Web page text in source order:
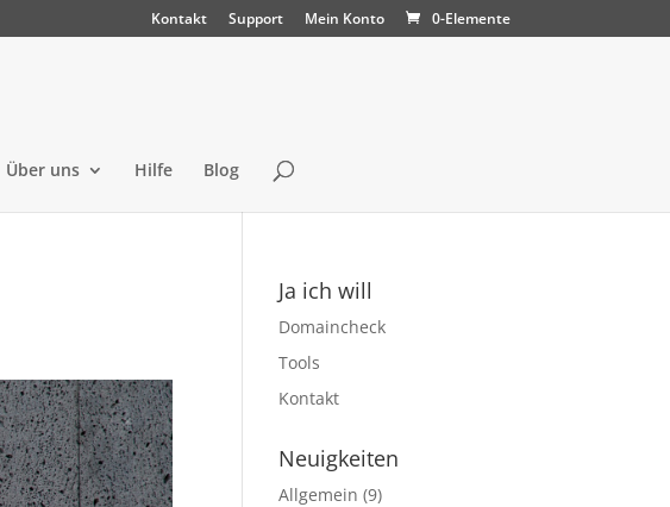
Kontakt Support Mein Konto 0-Elemente
Über uns Hilfe Blog
Ja ich will
Domaincheck
Tools
Kontakt
Neuigkeiten
Allgemein (9)